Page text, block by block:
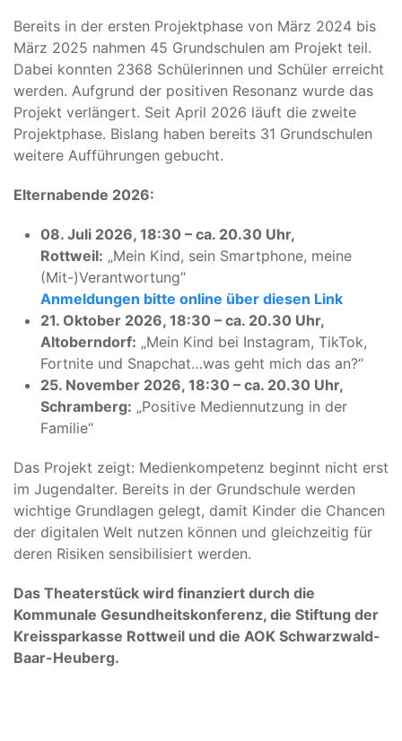
Bereits in der ersten Projektphase von März 2024 bis
März 2025 nahmen 45 Grundschulen am Projekt teil.
Dabei konnten 2368 Schülerinnen und Schüler erreicht
werden. Aufgrund der positiven Resonanz wurde das
Projekt verlängert. Seit April 2026 läuft die zweite
Projektphase. Bislang haben bereits 31 Grundschulen
weitere Aufführungen gebucht.
Elternabende 2026:
08. Juli 2026, 18:30 – ca. 20.30 Uhr,
Rottweil: „Mein Kind, sein Smartphone, meine
(Mit-)Verantwortung“
Anmeldungen bitte online über diesen Link
21. Oktober 2026, 18:30 – ca. 20.30 Uhr,
Altoberndorf: „Mein Kind bei Instagram, TikTok,
Fortnite und Snapchat…was geht mich das an?“
25. November 2026, 18:30 – ca. 20.30 Uhr,
Schramberg: „Positive Mediennutzung in der
Familie“
Das Projekt zeigt: Medienkompetenz beginnt nicht erst
im Jugendalter. Bereits in der Grundschule werden
wichtige Grundlagen gelegt, damit Kinder die Chancen
der digitalen Welt nutzen können und gleichzeitig für
deren Risiken sensibilisiert werden.
Das Theaterstück wird finanziert durch die
Kommunale Gesundheitskonferenz, die Stiftung der
Kreissparkasse Rottweil und die AOK Schwarzwald-
Baar-Heuberg.